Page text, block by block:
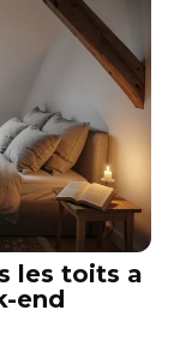
les toits a
end